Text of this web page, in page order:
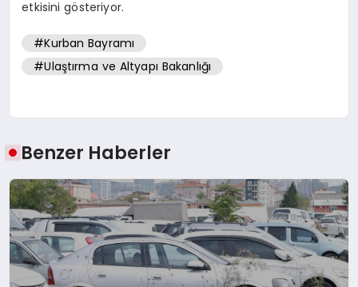
etkisini gösteriyor.
#Kurban Bayramı
#Ulaştırma ve Altyapı Bakanlığı
Benzer Haberler